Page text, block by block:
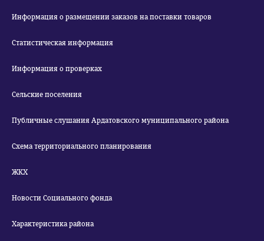
Информация о размещении заказов на поставки товаров
Статистическая информация
Информация о проверках
Сельские поселения
Публичные слушания Ардатовского муниципального района
Схема территориального планирования
ЖКХ
Новости Социального фонда
Характеристика района